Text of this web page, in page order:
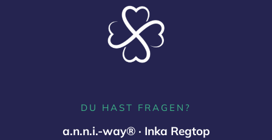
DU HAST FRAGEN?
a.n.n.i.-way® · Inka Regtop